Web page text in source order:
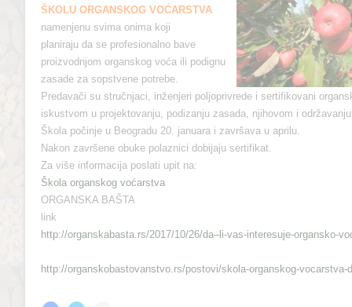
ŠKOLU ORGANSKOG VOĆARSTVA
namenjenu svima onima koji
planiraju da se profesionalno bave
proizvodnjom organskog voća ili podignu
zasade za sopstvene potrebe.
Predavači su stručnjaci, inženjeri poljoprivrede i sertifikovani
iskustvom u projektovanju, podizanju zasada, njihovom i
Škola počinje u Beogradu 20. januara i završava u aprilu.
Nakon završene obuke polaznici dobijaju sertifikat.
Za više informacija poslati upit na:
Škola organskog voćarstva
ORGANSKA BAŠTA
link
http://organskabasta.rs/2017/10/26/da– li-vas-interesuje-organsko-
http://organskobastovanstvo.rs/postovi/skola-organskog-vocarstva-